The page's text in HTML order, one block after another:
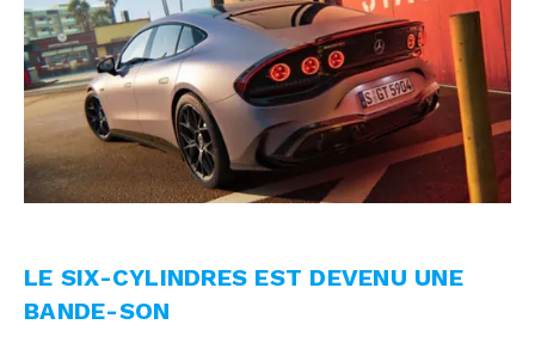
LE SIX-CYLINDRES EST DEVENU UNE
BANDE-SON